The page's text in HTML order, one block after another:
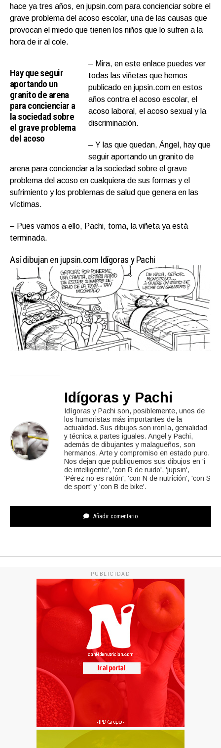
hace ya tres años, en jupsin.com para concienciar sobre el
grave problema del acoso escolar, una de las causas que
provocan el miedo que tienen los niños que lo sufren a la
hora de ir al cole.
Hay que seguir
aportando un
granito de arena
para concienciar a
la sociedad sobre
el grave problema
del acoso
– Mira, en este enlace puedes ver
todas las viñetas que hemos
publicado en jupsin.com en estos
años contra el acoso escolar, el
acoso laboral, el acoso sexual y la
discriminación.
– Y las que quedan, Ángel, hay que
seguir aportando un granito de
arena para concienciar a la sociedad sobre el grave
problema del acoso en cualquiera de sus formas y el
sufrimiento y los problemas de salud que genera en las
víctimas.
– Pues vamos a ello, Pachi, toma, la viñeta ya está
terminada.
Así dibujan en jupsin.com Idígoras y Pachi
Idígoras y Pachi
Idígoras y Pachi son, posiblemente, unos de
los humoristas más importantes de la
actualidad. Sus dibujos son ironía, genialidad
y técnica a partes iguales. Angel y Pachi,
además de dibujantes y malagueños, son
hermanos. Arte y compromiso en estado puro.
Nos dejan que publiquemos sus dibujos en 'i
de intelligente', 'con R de ruido', 'jupsin',
'Pérez no es ratón', 'con N de nutrición', 'con S
de sport' y 'con B de bike'.
Añadir comentario
PUBLICIDAD